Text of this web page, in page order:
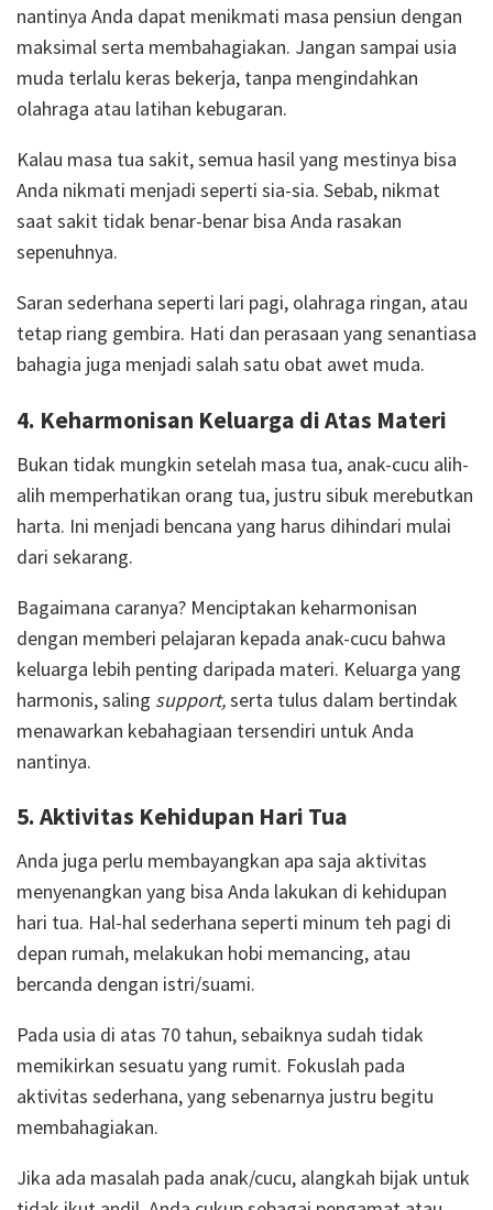
nantinya Anda dapat menikmati masa pensiun dengan
maksimal serta membahagiakan. Jangan sampai usia
muda terlalu keras bekerja, tanpa mengindahkan
olahraga atau latihan kebugaran.
Kalau masa tua sakit, semua hasil yang mestinya bisa
Anda nikmati menjadi seperti sia-sia. Sebab, nikmat
saat sakit tidak benar-benar bisa Anda rasakan
sepenuhnya.
Saran sederhana seperti lari pagi, olahraga ringan, atau
tetap riang gembira. Hati dan perasaan yang senantiasa
bahagia juga menjadi salah satu obat awet muda.
4. Keharmonisan Keluarga di Atas Materi
Bukan tidak mungkin setelah masa tua, anak-cucu alih-
alih memperhatikan orang tua, justru sibuk merebutkan
harta. Ini menjadi bencana yang harus dihindari mulai
dari sekarang.
Bagaimana caranya? Menciptakan keharmonisan
dengan memberi pelajaran kepada anak-cucu bahwa
keluarga lebih penting daripada materi. Keluarga yang
harmonis, saling support,serta tulus dalam bertindak
menawarkan kebahagiaan tersendiri untuk Anda
nantinya.
5. Aktivitas Kehidupan Hari Tua
Anda juga perlu membayangkan apa saja aktivitas
menyenangkan yang bisa Anda lakukan di kehidupan
hari tua. Hal-hal sederhana seperti minum teh pagi di
depan rumah, melakukan hobi memancing, atau
bercanda dengan istri/suami.
Pada usia di atas 70 tahun, sebaiknya sudah tidak
memikirkan sesuatu yang rumit. Fokuslah pada
aktivitas sederhana, yang sebenarnya justru begitu
membahagiakan.
Jika ada masalah pada anak/cucu, alangkah bijak untuk